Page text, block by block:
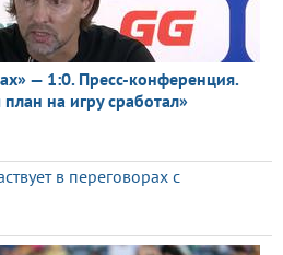
— 1:0. Пресс-конференция.
на игру сработал»
в переговорах с